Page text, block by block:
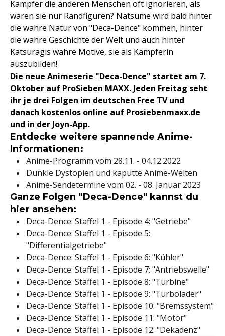
Kämpfer die anderen Menschen oft ignorieren, als
wären sie nur Randfiguren? Natsume wird bald hinter
die wahre Natur von "Deca-Dence" kommen, hinter
die wahre Geschichte der Welt und auch hinter
Katsuragis wahre Motive, sie als Kämpferin
auszubilden!
Die neue Animeserie "Deca-Dence" startet am 7.
Oktober auf ProSieben MAXX. Jeden Freitag seht
ihr je drei Folgen im deutschen Free TV und
danach kostenlos online auf Prosiebenmaxx.de
und in der Joyn-App.
Entdecke weitere spannende Anime-
Informationen:
Anime-Programm vom 28.11. - 04.12.2022
Dunkle Dystopien und kaputte Anime-Welten
Anime-Sendetermine vom 02. - 08. Januar 2023
Ganze Folgen "Deca-Dence" kannst du
hier ansehen:
Deca-Dence: Staffel 1 - Episode 4: "Getriebe"
Deca-Dence: Staffel 1 - Episode 5:
"Differentialgetriebe"
Deca-Dence: Staffel 1 - Episode 6: "Kühler"
Deca-Dence: Staffel 1 - Episode 7: "Antriebswelle"
Deca-Dence: Staffel 1 - Episode 8: "Turbine"
Deca-Dence: Staffel 1 - Episode 9: "Turbolader"
Deca-Dence: Staffel 1 - Episode 10: "Bremssystem"
Deca-Dence: Staffel 1 - Episode 11: "Motor"
Deca-Dence: Staffel 1 - Episode 12: "Dekadenz"